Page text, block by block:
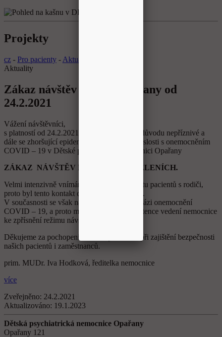
Projekty
cz - Pro pacienty - Aktuality
Aktuality
Zákaz návštěv v DPN Opařany od
24.2.2021
Vážení návštěvníci,
s platností od 24.2.2021 do odvolání platí z důvodu nepříznivé a
dále se zhoršující epidemické situace v souvislosti s onemocněním
COVID – 19 v Dětské psychiatrické nemocnici Opařany
ZÁKAZ NÁVŠTĚV NA VŠECH ODDĚLENÍCH.
Velmi intenzivně vnímáme důležitost kontaktu pacientů s rodiči,
proto byl tento kontakt dosud pouze omezen.
V současnosti se však nacházíme v kritické fázi onemocnění
COVID – 19, a proto musíme využít kompetence vedení nemocnice
ke zpřísnění režimu návštěv.
Děkujeme za pochopení, že nám pomáháte při zajištění bezpečnosti
našich pacientů i zaměstnanců.
prim. MUDr. Iva Hodková, ředitelka nemocnice
více
Zveřejněno: 24.2.2021
Aktualizováno: 19.1.2023
Dětská psychiatrická nemocnice Opařany
Opařany 121